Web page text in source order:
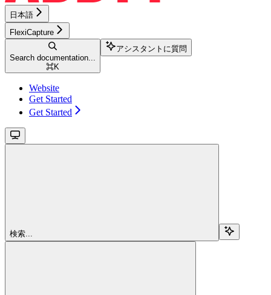
日本語
FlexiCapture
Search documentation...
⌘K
アシスタントに質問
Website
Get Started
Get Started
検索...